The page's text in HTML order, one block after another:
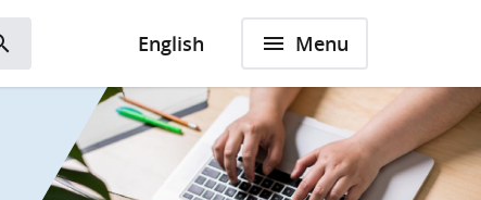
Search
English menu Menu